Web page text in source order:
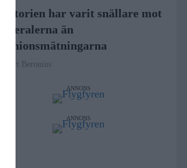
Historien har varit snällare mot
Liberalerna än
opinionsmätningarna
Robert Beronius
ANNONS
ANNONS